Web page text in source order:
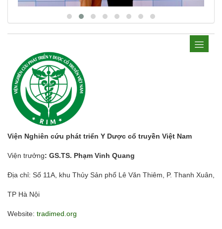
Viện Nghiên cứu phát triển Y Dược cổ truyền Việt Nam
Viện trưởng: GS.TS. Phạm Vinh Quang
Địa chỉ: Số 11A, khu Thủy Sản phố Lê Văn Thiêm, P. Thanh Xuân,
TP Hà Nội
Website: tradimed.org